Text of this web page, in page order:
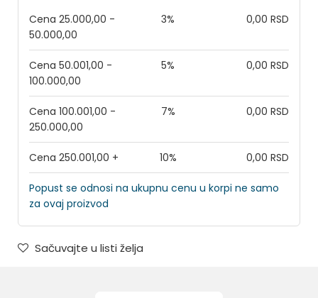
Cena 25.000,00 -
50.000,00
3% 0,00 RSD
Cena 50.001,00 -
100.000,00
5% 0,00 RSD
Cena 100.001,00 -
250.000,00
7% 0,00 RSD
Cena 250.001,00 + 10% 0,00 RSD
Popust se odnosi na ukupnu cenu u korpi ne samo
za ovaj proizvod
Sačuvajte u listi želja